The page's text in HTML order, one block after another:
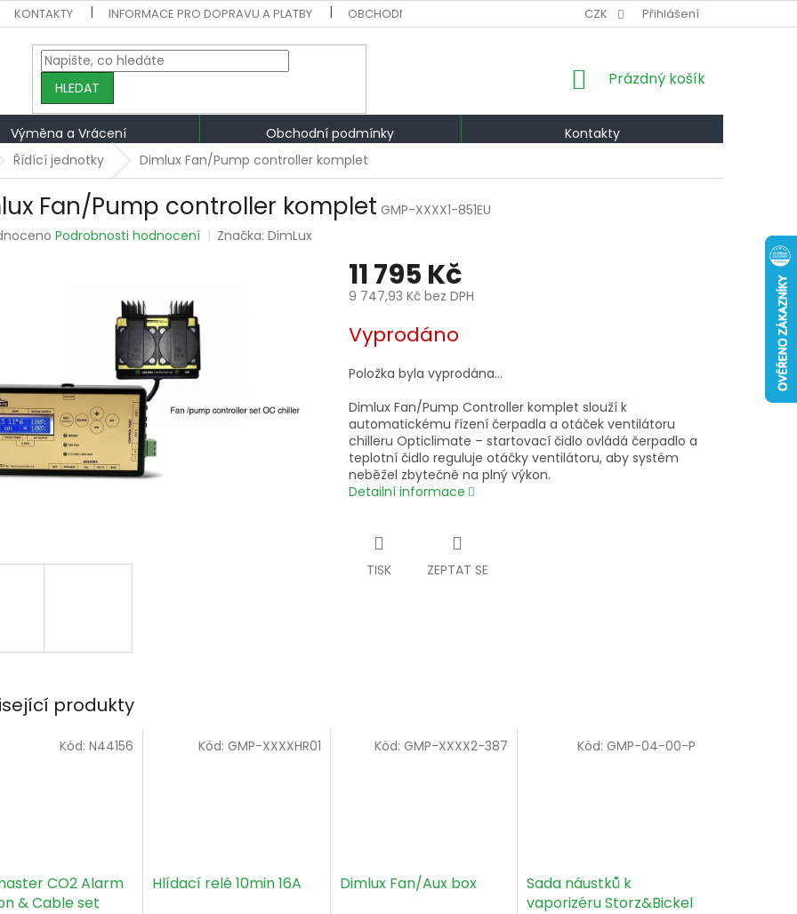
KONTAKTY INFORMACE PRO DOPRAVU A PLATBY OBCHODNÍ PODMÍNKY VÝMĚNA A VRÁCENÍ PODMÍNKY OCHRANY
CZK Přihlášení
HLEDAT
NÁKUPNÍ
Prázdný košík
Výměna a Vrácení Obchodní podmínky
Kontakty
Řídící jednotky Dimlux Fan/Pump controller komplet
Fan/Pump controller komplet GMP-XXXX1-851EU
Podrobnosti hodnocení Značka:DimLux
11 795 Kč
9 747,93 Kč bez DPH
cena:
Vyprodáno
Položka byla vyprodána…
Dimlux Fan/Pump Controller komplet slouží k
automatickému řízení čerpadla a otáček ventilátoru
chilleru Opticlimate – startovací čidlo ovládá čerpadlo a
teplotní čidlo reguluje otáčky ventilátoru, aby systém
neběžel zbytečně na plný výkon.
Detailní informace
TISK ZEPTAT SE
produkty
CO2 Alarm
& Cable set
Kód: N44156
Hlídací relé 10min 16A
Kód: GMP-XXXXHR01
Dimlux Fan/Aux box
Kód:GMP-XXXX2-387
Sada náustků k
vaporizéru Storz&Bickel
Kód: GMP-04-00-P